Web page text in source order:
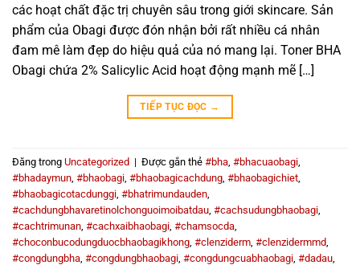
các hoạt chất đặc trị chuyên sâu trong giới skincare. Sản
phẩm của Obagi được đón nhận bởi rất nhiều cá nhân
đam mê làm đẹp do hiệu quả của nó mang lại. Toner BHA
Obagi chứa 2% Salicylic Acid hoạt động mạnh mẽ […]
TIẾP TỤC ĐỌC →
Đăng trong Uncategorized | Được gắn thẻ #bha #bhacuaobagi
#bhadaymun #bhaobagi #bhaobagicachdung #bhaobagichiet
#bhaobagicotacdunggi #bhatrimundauden
#cachdungbhavaretinolchonguoimoibatdau #cachsudungbhaobagi
#cachtrimunan #cachxaibhaobagi #chamsocda
#choconbucodungduocbhaobagikhong #clenziderm #clenzidermmd
#congdungbha #congdungbhaobagi #congdungcuabhaobagi #dadau